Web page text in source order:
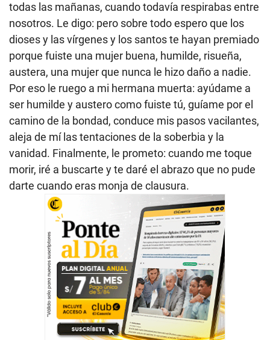
todas las mañanas, cuando todavía respirabas entre
nosotros. Le digo: pero sobre todo espero que los
dioses y las vírgenes y los santos te hayan premiado
porque fuiste una mujer buena, humilde, risueña,
austera, una mujer que nunca le hizo daño a nadie.
Por eso le ruego a mi hermana muerta: ayúdame a
ser humilde y austero como fuiste tú, guíame por el
camino de la bondad, conduce mis pasos vacilantes,
aleja de mí las tentaciones de la soberbia y la
vanidad. Finalmente, le prometo: cuando me toque
morir, iré a buscarte y te daré el abrazo que no pude
darte cuando eras monja de clausura.